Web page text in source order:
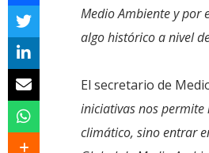
Medio Ambiente y por
algo histórico a nivel
El secretario de
iniciativas nos
climático, sino entrar